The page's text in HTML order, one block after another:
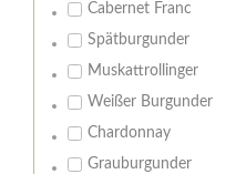
Cabernet Franc
Spätburgunder
Muskattrollinger
Weißer Burgunder
Chardonnay
Grauburgunder